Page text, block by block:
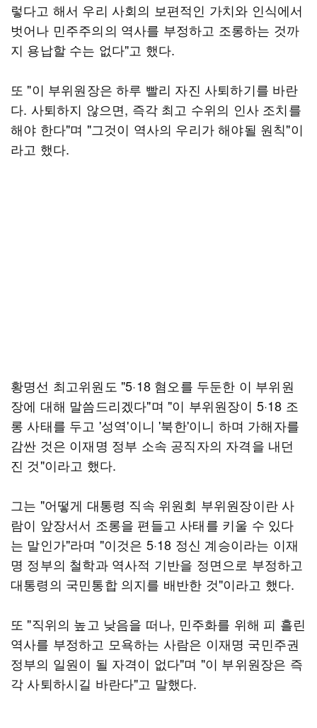
렇다고 해서 우리 사회의 보편적인 가치와 인식에서
벗어나 민주주의의 역사를 부정하고 조롱하는 것까
지 용납할 수는 없다"고 했다.
또 "이 부위원장은 하루 빨리 자진 사퇴하기를 바란
다. 사퇴하지 않으면, 즉각 최고 수위의 인사 조치를
해야 한다"며 "그것이 역사의 우리가 해야될 원칙"이
라고 했다.
황명선 최고위원도 "5·18 혐오를 두둔한 이 부위원
장에 대해 말씀드리겠다"며 "이 부위원장이 5·18 조
롱 사태를 두고 '성역'이니 '북한'이니 하며 가해자를
감싼 것은 이재명 정부 소속 공직자의 자격을 내던
진 것"이라고 했다.
그는 "어떻게 대통령 직속 위원회 부위원장이란 사
람이 앞장서서 조롱을 편들고 사태를 키울 수 있다
는 말인가"라며 "이것은 5·18 정신 계승이라는 이재
명 정부의 철학과 역사적 기반을 정면으로 부정하고
대통령의 국민통합 의지를 배반한 것"이라고 했다.
또 "직위의 높고 낮음을 떠나, 민주화를 위해 피 흘린
역사를 부정하고 모욕하는 사람은 이재명 국민주권
정부의 일원이 될 자격이 없다"며 "이 부위원장은 즉
각 사퇴하시길 바란다"고 말했다.